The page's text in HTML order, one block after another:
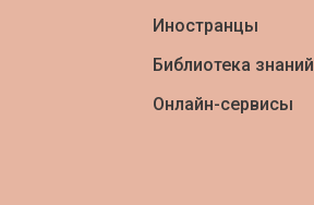
Иностранцы
Библиотека знаний
Онлайн-сервисы